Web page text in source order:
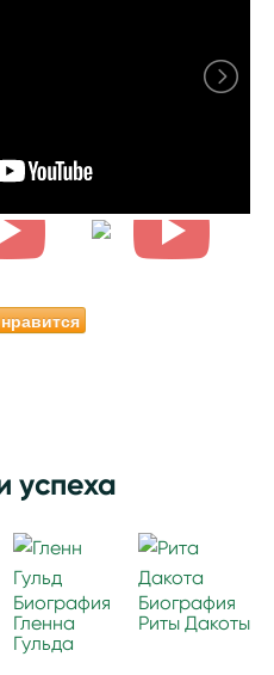
успеха
Биография
Гленна
Гульда
Биография
Риты Дакоты